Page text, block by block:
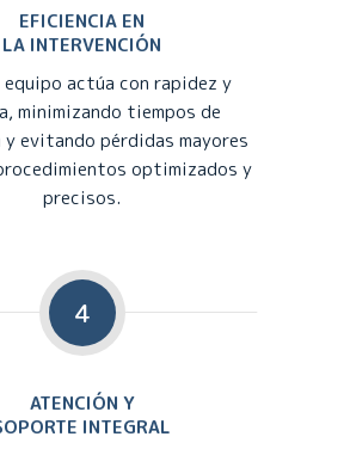
EFICIENCIA EN
LA INTERVENCIÓN
actúa con rapidez y
minimizando tiempos de
evitando pérdidas mayores
optimizados y
precisos.
4
ATENCIÓN Y
INTEGRAL